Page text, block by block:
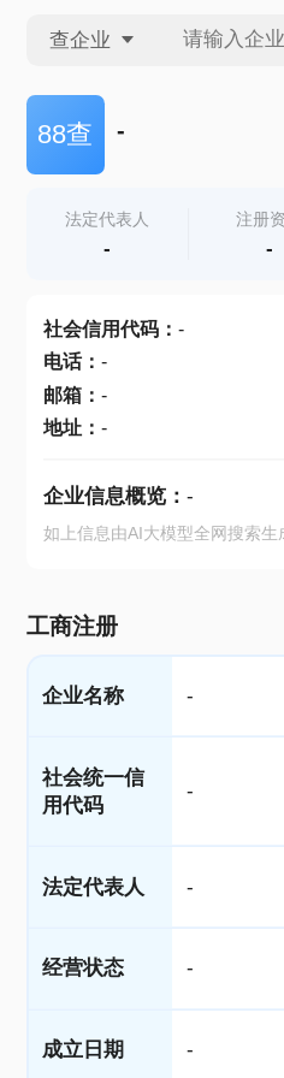
查企业
查企业
查产地
88查 -
法定代表人
-
注册
-
社会信用代码： -
电话： -
邮箱： -
地址： -
企业信息概览： -
如上信息由AI大模型全网搜索生
工商注册
企业名称 -
社会统一信
用代码
-
法定代表人 -
经营状态 -
成立日期 -